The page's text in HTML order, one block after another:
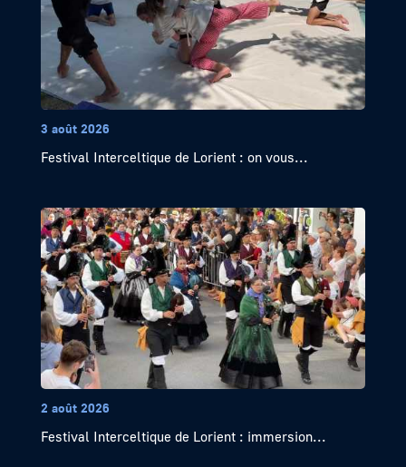
3 août 2026
Festival Interceltique de Lorient : on vous...
2 août 2026
Festival Interceltique de Lorient : immersion...